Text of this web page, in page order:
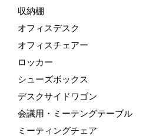
収納棚
オフィスデスク
オフィスチェアー
ロッカー
シューズボックス
デスクサイドワゴン
会議用・ミーテングテーブル
ミーティングチェア